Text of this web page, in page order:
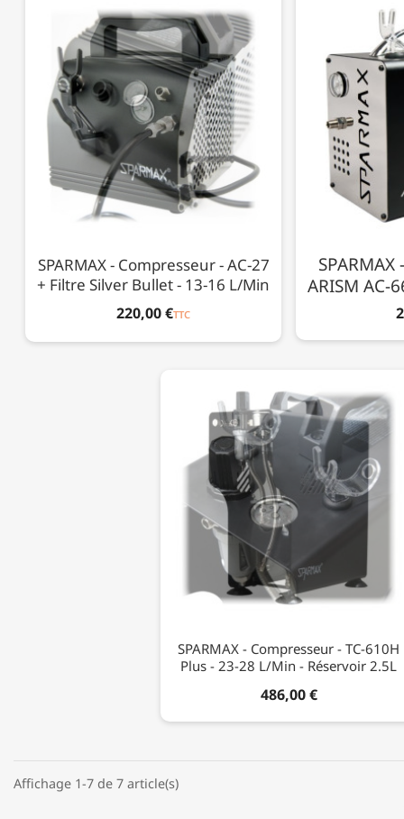
SPARMAX - Compresseur - AC-27
+ Filtre Silver Bullet - 13-16 L/min
220,00 €TTC
ARISM AC-
SPARMAX - Compresseur - TC-610H
Plus - 23-28 L/min - Réservoir 2.5L
486,00 €
Affichage 1-7 de 7 article(s)